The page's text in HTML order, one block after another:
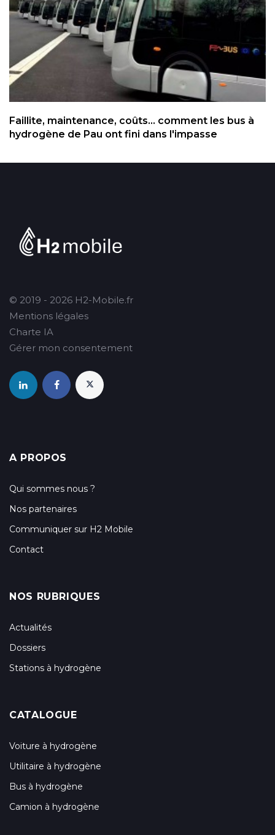
Faillite, maintenance, coûts... comment les bus à
hydrogène de Pau ont fini dans l'impasse
© 2019 - 2026 H2-Mobile.fr
Mentions légales
Charte IA
Gérer mon consentement
A PROPOS
Qui sommes nous ?
Nos partenaires
Communiquer sur H2 Mobile
Contact
NOS RUBRIQUES
Actualités
Dossiers
Stations à hydrogène
CATALOGUE
Voiture à hydrogène
Utilitaire à hydrogène
Bus à hydrogène
Camion à hydrogène